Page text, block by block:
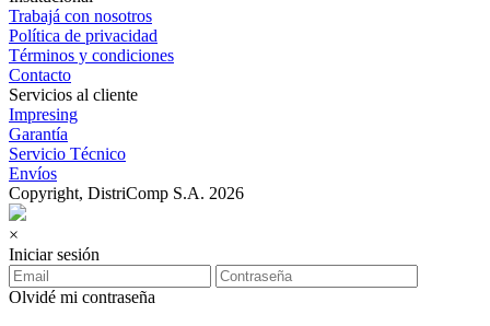
Trabajá con nosotros
Política de privacidad
Términos y condiciones
Contacto
Servicios al cliente
Impresing
Garantía
Servicio Técnico
Envíos
Copyright, DistriComp S.A. 2026
×
Iniciar sesión
Olvidé mi contraseña